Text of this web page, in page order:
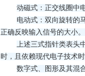
动磁式：正交线圈中
电动式：双向旋转的
正确反映输入信号的大小。
上述三式指针类表
时，且依赖现代电子技术
数字式、图形及其混